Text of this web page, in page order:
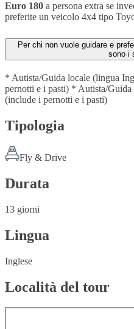
Euro 180 a persona extra se
preferite un veicolo 4x4 tipo
Per chi non vuole guidare e
sono i
* Autista/Guida locale (lingua
pernotti e i pasti) * Autista/Guida
(include i pernotti e i pasti)
Tipologia
Fly & Drive
Durata
13 giorni
Lingua
Inglese
Località del tour